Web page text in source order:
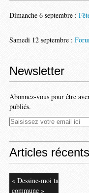
Dimanche 6 septembre :
Samedi 12 septembre :
Newsletter
Abonnez-vous pour être
publiés.
Articles récents
« Dessine-moi ta
commune »